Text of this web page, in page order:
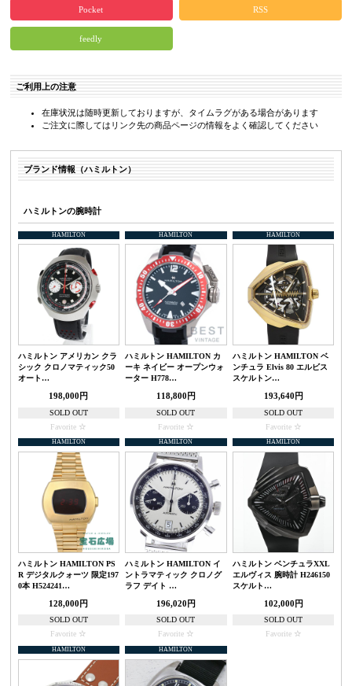
Pocket RSS
feedly
ご利用上の注意
在庫状況は随時更新しておりますが、タイムラグがある場合があります
ご注文に際してはリンク先の商品ページの情報をよく確認してください
ブランド情報（ハミルトン）
ハミルトンの腕時計
HAMILTON
ハミルトン アメリカン クラ
シック クロノマティック50
オート…
198,000円
SOLD OUT
Favorite
HAMILTON
ハミルトン HAMILTON カ
ーキ ネイビー オープンウォ
ーター H778…
118,800円
SOLD OUT
Favorite
HAMILTON
ハミルトン HAMILTON ベ
ンチュラ Elvis 80 エルビス
スケルトン…
193,640円
SOLD OUT
Favorite
HAMILTON
ハミルトン HAMILTON PS
R デジタルクォーツ 限定197
0本 H524241…
128,000円
SOLD OUT
Favorite
HAMILTON
ハミルトン HAMILTON イ
ントラマティック クロノグ
ラフ デイト …
196,020円
SOLD OUT
Favorite
HAMILTON
ハミルトン ベンチュラXXL
エルヴィス 腕時計 H246150
スケルト…
102,000円
SOLD OUT
Favorite
HAMILTON HAMILTON